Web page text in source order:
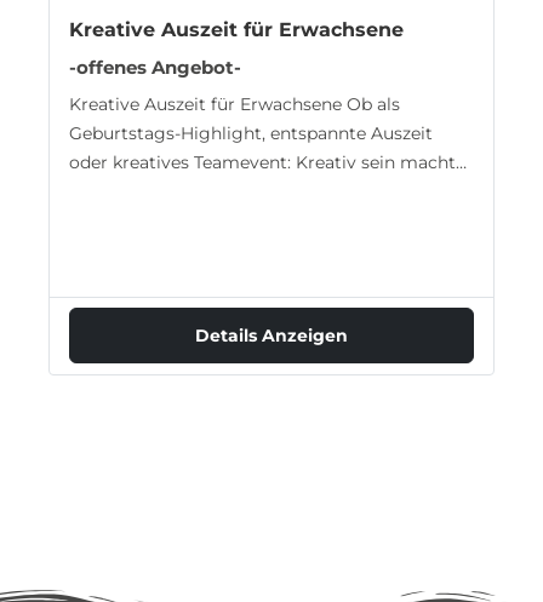
Kreative Auszeit für Erwachsene
-offenes Angebot-
Kreative Auszeit für Erwachsene Ob als
Geburtstags-Highlight, entspannte Auszeit
oder kreatives Teamevent: Kreativ sein macht
Details Anzeigen